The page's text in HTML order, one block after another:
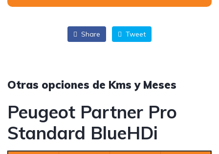
Share Tweet
Otras opciones de Kms y Meses
Peugeot Partner Pro
Standard BlueHDi